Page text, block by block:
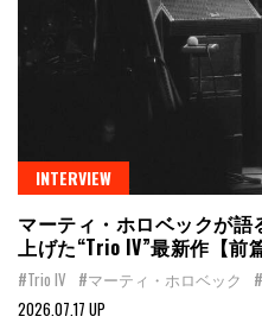
INTERVIEW
マーティ・ホロベックが語
上げた“Trio IV”最新作【前
#Trio IV #マーティ・ホロベック
2026.07.17 UP